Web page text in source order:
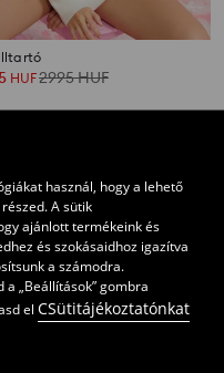
használ, hogy a lehető
A sütik
ajánlott termékeink és
és szokásaidhoz igazítva
a számodra.
„Beállítások” gombra
el CSütitájékoztatónkat
HUF2995HUF